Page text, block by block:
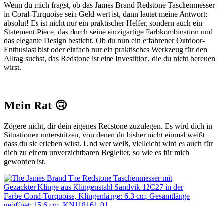
Wenn du mich fragst, ob das James Brand Redstone Taschenmesser
in Coral-Turquoise sein Geld wert ist, dann lautet meine Antwort:
absolut! Es ist nicht nur ein praktischer Helfer, sondern auch ein
Statement-Piece, das durch seine einzigartige Farbkombination und
das elegante Design besticht. Ob du nun ein erfahrener Outdoor-
Enthusiast bist oder einfach nur ein praktisches Werkzeug für den
Alltag suchst, das Redstone ist eine Investition, die du nicht bereuen
wirst.
Mein Rat 🙃
Zögere nicht, dir dein eigenes Redstone zuzulegen. Es wird dich in
Situationen unterstützen, von denen du bisher nicht einmal weißt,
dass du sie erleben wirst. Und wer weiß, vielleicht wird es auch für
dich zu einem unverzichtbaren Begleiter, so wie es für mich
geworden ist.